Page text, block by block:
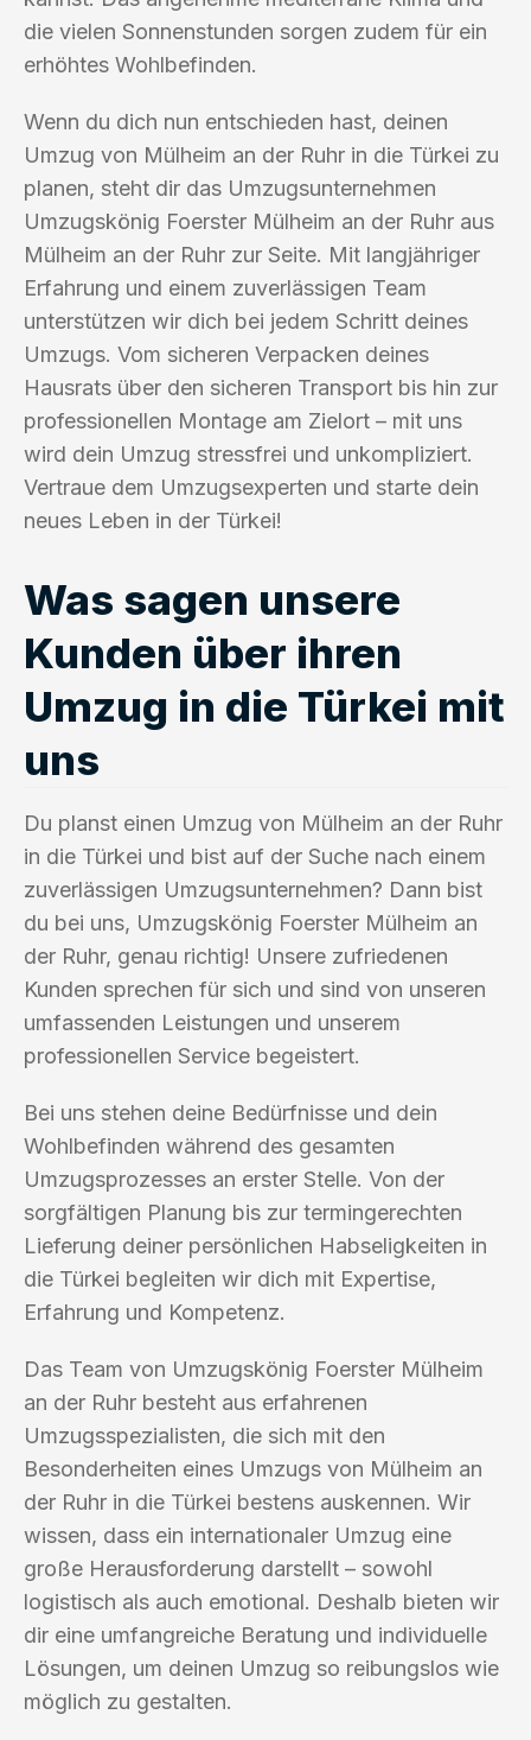
die vielen Sonnenstunden sorgen zudem für ein
erhöhtes Wohlbefinden.
Wenn du dich nun entschieden hast, deinen
Umzug von Mülheim an der Ruhr in die Türkei zu
planen, steht dir das Umzugsunternehmen
Umzugskönig Foerster Mülheim an der Ruhr aus
Mülheim an der Ruhr zur Seite. Mit langjähriger
Erfahrung und einem zuverlässigen Team
unterstützen wir dich bei jedem Schritt deines
Umzugs. Vom sicheren Verpacken deines
Hausrats über den sicheren Transport bis hin zur
professionellen Montage am Zielort – mit uns
wird dein Umzug stressfrei und unkompliziert.
Vertraue dem Umzugsexperten und starte dein
neues Leben in der Türkei!
Was sagen unsere
Kunden über ihren
Umzug in die Türkei mit
uns
Du planst einen Umzug von Mülheim an der Ruhr
in die Türkei und bist auf der Suche nach einem
zuverlässigen Umzugsunternehmen? Dann bist
du bei uns, Umzugskönig Foerster Mülheim an
der Ruhr, genau richtig! Unsere zufriedenen
Kunden sprechen für sich und sind von unseren
umfassenden Leistungen und unserem
professionellen Service begeistert.
Bei uns stehen deine Bedürfnisse und dein
Wohlbefinden während des gesamten
Umzugsprozesses an erster Stelle. Von der
sorgfältigen Planung bis zur termingerechten
Lieferung deiner persönlichen Habseligkeiten in
die Türkei begleiten wir dich mit Expertise,
Erfahrung und Kompetenz.
Das Team von Umzugskönig Foerster Mülheim
an der Ruhr besteht aus erfahrenen
Umzugsspezialisten, die sich mit den
Besonderheiten eines Umzugs von Mülheim an
der Ruhr in die Türkei bestens auskennen. Wir
wissen, dass ein internationaler Umzug eine
große Herausforderung darstellt – sowohl
logistisch als auch emotional. Deshalb bieten wir
dir eine umfangreiche Beratung und individuelle
Lösungen, um deinen Umzug so reibungslos wie
möglich zu gestalten.